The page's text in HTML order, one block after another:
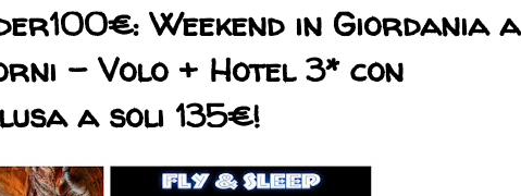
Weekend in Giordania a
- Volo + Hotel 3* con
a soli 135€!